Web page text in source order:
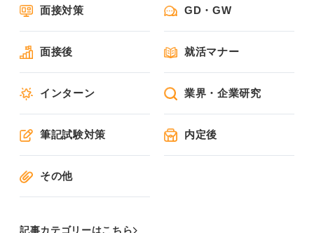
面接対策 GD・GW
面接後 就活マナー
インターン 業界・企業研究
筆記試験対策 内定後
その他
記事カテゴリーはこちら